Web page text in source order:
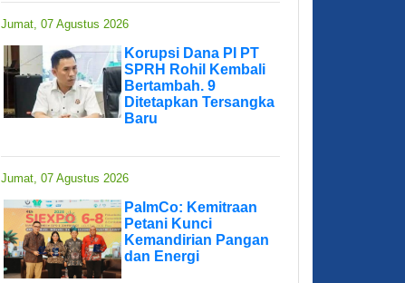
Jumat, 07 Agustus 2026
Korupsi Dana PI PT
SPRH Rohil Kembali
Bertambah. 9
Ditetapkan Tersangka
Baru
Jumat, 07 Agustus 2026
PalmCo: Kemitraan
Petani Kunci
Kemandirian Pangan
dan Energi